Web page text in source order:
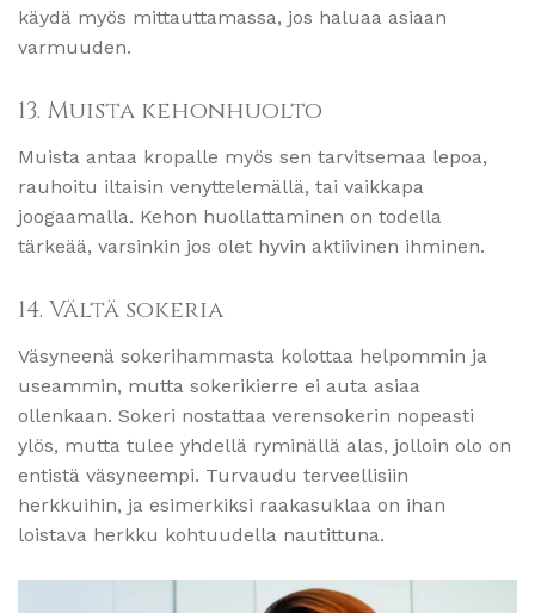
käydä myös mittauttamassa, jos haluaa asiaan
varmuuden.
13. Muista kehonhuolto
Muista antaa kropalle myös sen tarvitsemaa lepoa,
rauhoitu iltaisin venyttelemällä, tai vaikkapa
joogaamalla. Kehon huollattaminen on todella
tärkeää, varsinkin jos olet hyvin aktiivinen ihminen.
14. Vältä sokeria
Väsyneenä sokerihammasta kolottaa helpommin ja
useammin, mutta sokerikierre ei auta asiaa
ollenkaan. Sokeri nostattaa verensokerin nopeasti
ylös, mutta tulee yhdellä ryminällä alas, jolloin olo on
entistä väsyneempi. Turvaudu terveellisiin
herkkuihin, ja esimerkiksi raakasuklaa on ihan
loistava herkku kohtuudella nautittuna.